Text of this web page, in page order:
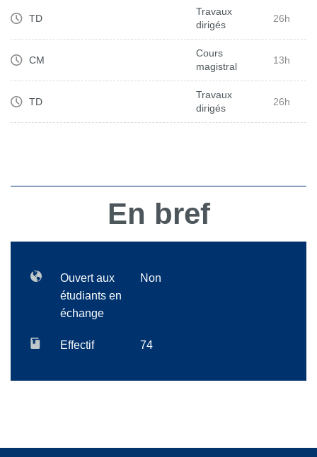
TD
Travaux
dirigés
26h
CM
Cours
magistral
13h
TD
Travaux
dirigés
26h
En bref
Ouvert aux
étudiants en
échange
Non
Effectif 74